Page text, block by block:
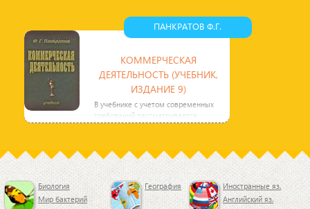
актуальные вопросы организации,
технологии и проектирования
ПАНКРАТОВ Ф.Г.
КОММЕРЧЕСКАЯ
ДЕЯТЕЛЬНОСТЬ (УЧЕБНИК,
ИЗДАНИЕ 9)
В учебнике с учетом современных
требований рассматривается
организация коммерческой
Биология
Мир бактерий
География
Иностранные яз.
Английский яз.